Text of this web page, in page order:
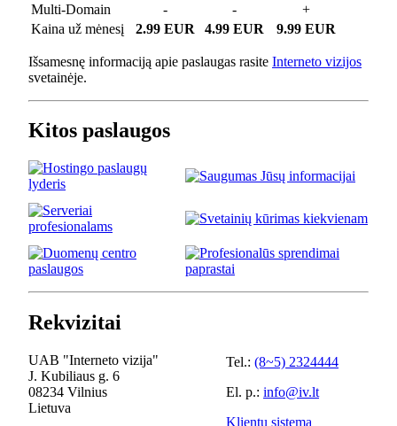
Multi-Domain
- -
+
Kaina už mėnesį
2.99 EUR 4.99 EUR 9.99 EUR
Išsamesnę informaciją apie paslaugas rasite Interneto vizijos
svetainėje.
Kitos paslaugos
Rekvizitai
UAB "Interneto vizija"
J. Kubiliaus g. 6
08234 Vilnius
Lietuva
Tel.: (8~5) 2324444
El. p.: info@iv.lt
Klientų sistema